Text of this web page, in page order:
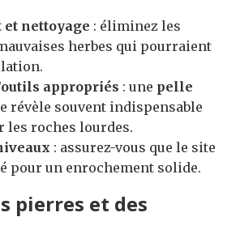
et nettoyage : éliminez les
herbes qui pourraient
appropriés : une pelle
révèle souvent indispensable
les roches lourdes.
: assurez-vous que le site
pour un enrochement solide.
pierres et des